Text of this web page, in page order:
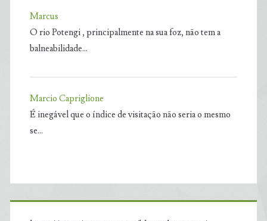
Marcus
O rio Potengi , principalmente na sua foz, não tem a
balneabilidade…
Marcio Capriglione
É inegável que o índice de visitação não seria o mesmo
se…